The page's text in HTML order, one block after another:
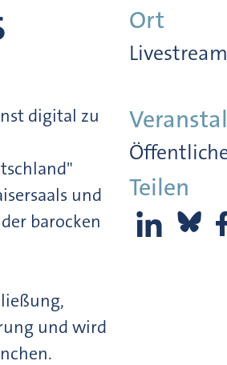
digital zu
und
barocken
und wird
Ort
Livestream
Teilen